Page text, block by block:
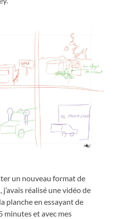
un nouveau format de
réalisé une vidéo de
planche en essayant de
minutes et avec mes